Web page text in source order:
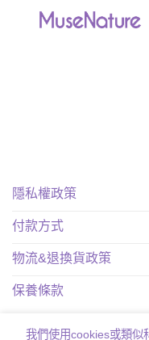
隱私權政策
付款方式
物流&退換貨政策
保養條款
我們使用cookies或類似